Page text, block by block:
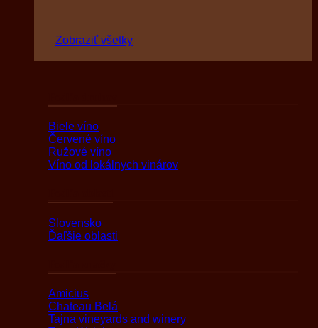
Zobraziť všetky
Biele víno
Červené víno
Ružové víno
Víno od lokálnych vinárov
Slovensko
Ďaľšie oblasti
Amicius
Chateau Belá
Tajna vineyards and winery